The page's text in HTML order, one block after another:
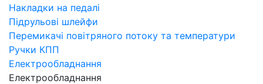
Накладки на педалі
Підрульові шлейфи
Перемикачі повітряного потоку та температури
Ручки КПП
Електрообладнання
Електрообладнання